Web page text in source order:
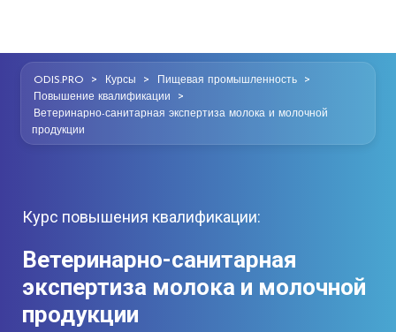
ODIS.PRO > Курсы > Пищевая промышленность >
Повышение квалификации >
Ветеринарно-санитарная экспертиза молока и молочной
продукции
Курс повышения квалификации:
Ветеринарно-санитарная
экспертиза молока и молочной
продукции